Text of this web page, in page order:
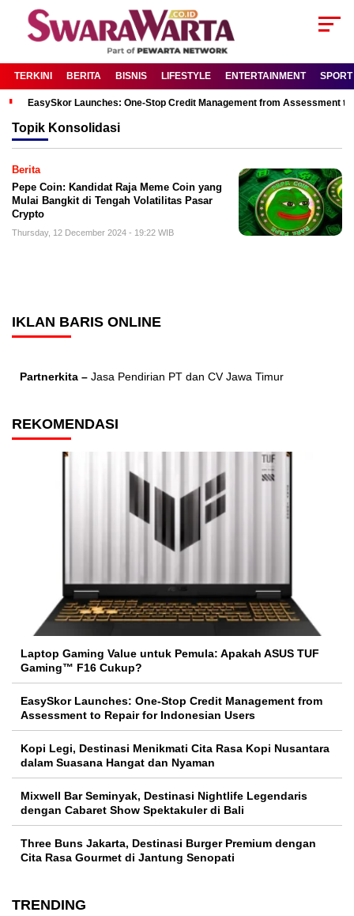
TERKINI BERITA BISNIS LIFESTYLE ENTERTAINMENT SPORT
EasySkor Launches: One-Stop Credit Management from Assessment
Topik Konsolidasi
Berita
Pepe Coin: Kandidat Raja Meme Coin yang
Mulai Bangkit di Tengah Volatilitas Pasar
Crypto
Thursday, 12 December 2024 - 19:22 WIB
IKLAN BARIS ONLINE
Partnerkita – Jasa Pendirian PT dan CV Jawa Timur
REKOMENDASI
Laptop Gaming Value untuk Pemula: Apakah ASUS TUF
Gaming™ F16 Cukup?
EasySkor Launches: One-Stop Credit Management from
Assessment to Repair for Indonesian Users
Kopi Legi, Destinasi Menikmati Cita Rasa Kopi Nusantara
dalam Suasana Hangat dan Nyaman
Mixwell Bar Seminyak, Destinasi Nightlife Legendaris
dengan Cabaret Show Spektakuler di Bali
Three Buns Jakarta, Destinasi Burger Premium dengan
Cita Rasa Gourmet di Jantung Senopati
TRENDING